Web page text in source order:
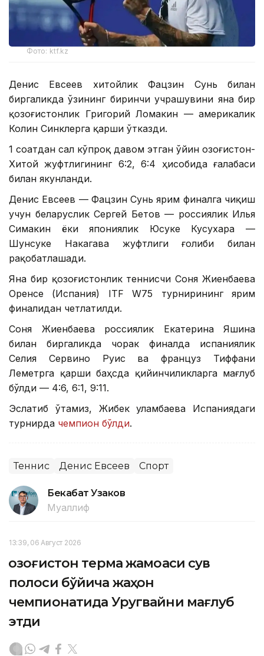
Фото: ktf.kz
Денис Евсеев хитойлик Фацзин Сунь билан
биргаликда ўзининг биринчи учрашувини яна бир
қозоғистонлик Григорий Ломакин — америкалик
Колин Синклерга қарши ўтказди.
1 соатдан сал кўпроқ давом этган ўйин Қозоғистон-
Хитой жуфтлигининг 6:2, 6:4 ҳисобида ғалабаси
билан якунланди.
Денис Евсеев — Фацзин Сунь ярим финалга чиқиш
учун беларуслик Сергей Бетов — россиялик Илья
Симакин ёки япониялик Юсуке Кусухара —
Шунсуке Накагава жуфтлиги ғолиби билан
рақобатлашади.
Яна бир қозоғистонлик теннисчи Соня Жиенбаева
Оренсе (Испания) ITF W75 турнирининг ярим
финалидан четлатилди.
Соня Жиенбаева россиялик Екатерина Яшина
билан биргаликда чорак финалда испаниялик
Селия Сервино Руис ва француз Тиффани
Леметрга қарши баҳсда қийинчиликларга мағлуб
бўлди — 4:6, 6:1, 9:11.
Эслатиб ўтамиз, Жибек Қуламбаева Испаниядаги
турнирда чемпион бўлди.
Теннис Денис Евсеев Спорт
Бекабат Узаков
Муаллиф
13:39, 06 Август 2026
Қозоғистон терма жамоаси сув
полоси бўйича жаҳон
чемпионатида Уругвайни мағлуб
этди